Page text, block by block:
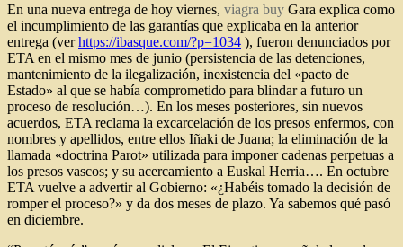
En una nueva entrega de hoy viernes, viagra buy Gara explica como
el incumplimiento de las garantías que explicaba en la anterior
entrega (verhttps://ibasque.com/?p=1034 ), fueron denunciados por
ETA en el mismo mes de junio (persistencia de las detenciones,
mantenimiento de la ilegalización, inexistencia del «pacto de
Estado» al que se había comprometido para blindar a futuro un
proceso de resolución…). En los meses posteriores, sin nuevos
acuerdos, ETA reclama la excarcelación de los presos enfermos, con
nombres y apellidos, entre ellos Iñaki de Juana; la eliminación de la
llamada «doctrina Parot» utilizada para imponer cadenas perpetuas a
los presos vascos; y su acercamiento a Euskal Herria…. En octubre
ETA vuelve a advertir al Gobierno: «¿Habéis tomado la decisión de
romper el proceso?» y da dos meses de plazo. Ya sabemos qué pasó
en diciembre.